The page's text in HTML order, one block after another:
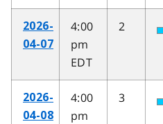
2026-
04-07
4:00
pm
EDT
2
2026-
04-08
4:00
pm
3